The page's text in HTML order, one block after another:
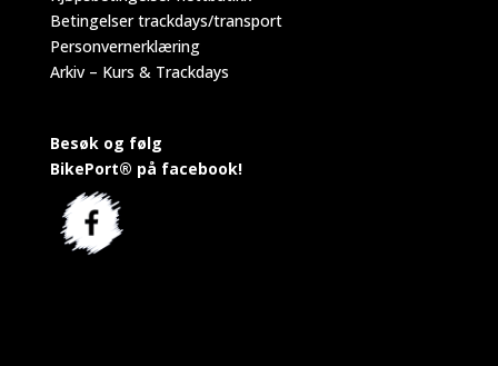
Betingelser trackdays/transport
Personvernerklæring
Arkiv – Kurs & Trackdays
Besøk og følg
BikePort® på facebook!